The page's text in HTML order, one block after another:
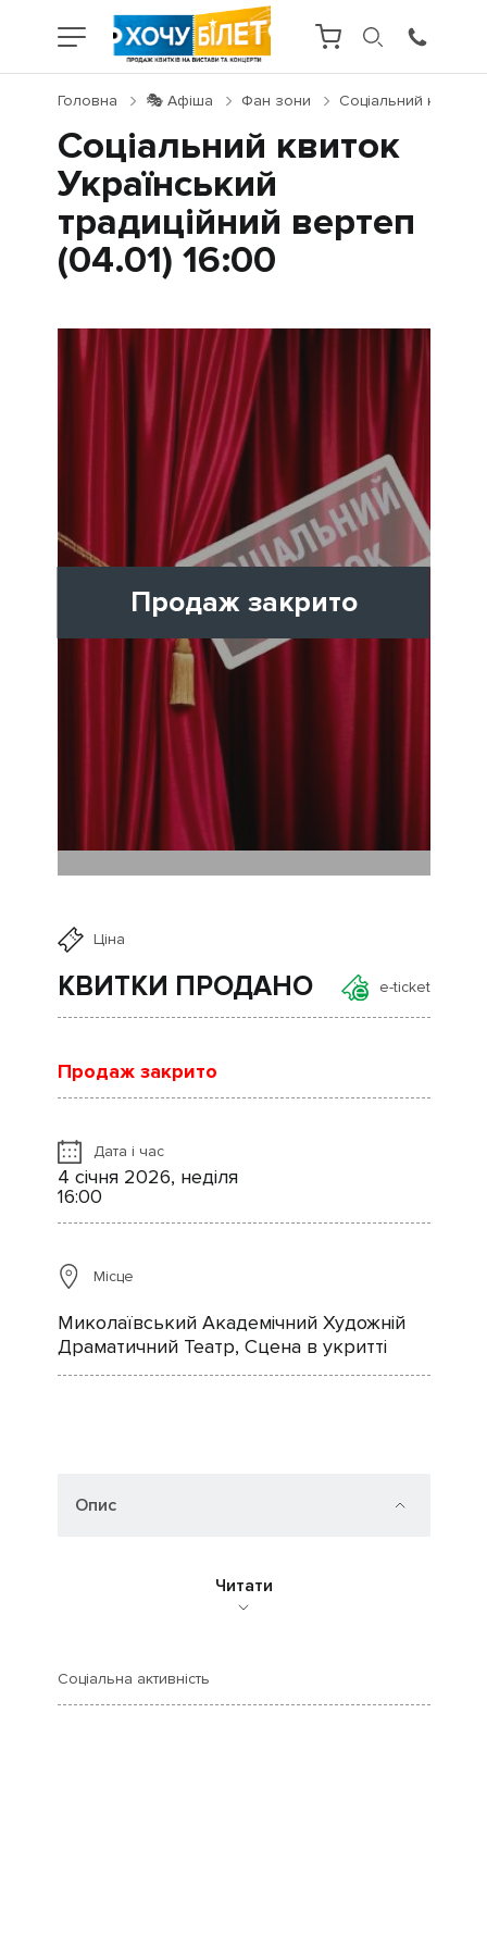
Головна 🎭 Афіша Фан зони Соціальний квиток
Соціальний квиток
Український
традиційний вертеп
(04.01) 16:00
Продаж закрито
Ціна
КВИТКИ ПРОДАНО e-ticket
Продаж закрито
Дата і час
4 січня 2026, неділя
16:00
Місце
Миколаївський Академічний Художній
Драматичний Театр, Сцена в укритті
Опис
Читати
Соціальна активність